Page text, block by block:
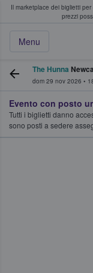
Il marketplace dei biglietti
prezzi
Menu
fan
The Hunna
dom 29 nov 2026 •
Evento con posto
Tutti i biglietti danno
sono posti a sedere